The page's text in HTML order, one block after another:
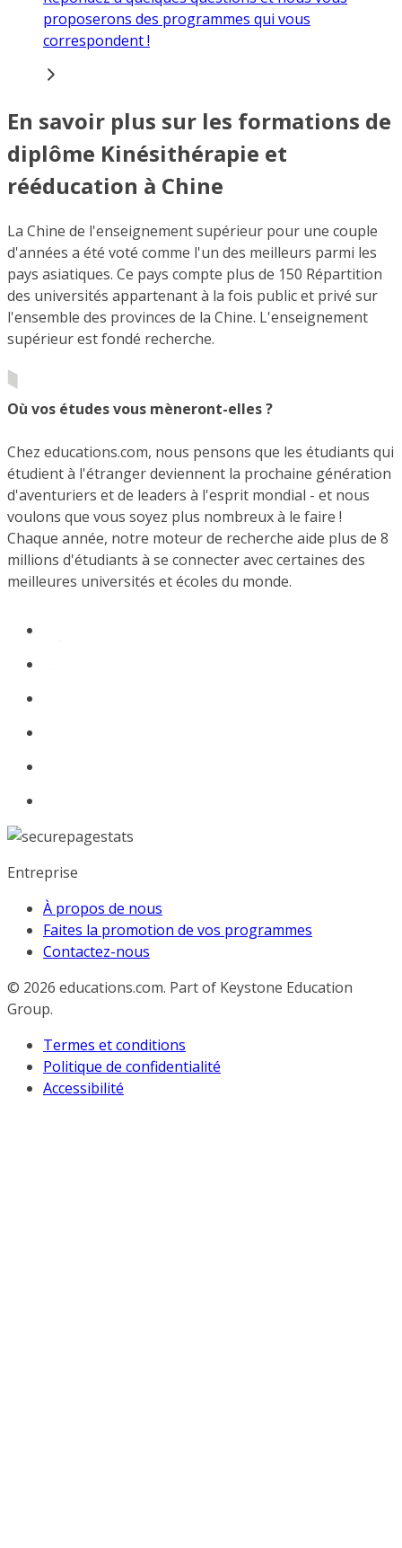
proposerons des programmes qui vous
correspondent !
En savoir plus sur les formations de
diplôme Kinésithérapie et
rééducation à Chine
La Chine de l'enseignement supérieur pour une couple
d'années a été voté comme l'un des meilleurs parmi les
pays asiatiques. Ce pays compte plus de 150 Répartition
des universités appartenant à la fois public et privé sur
l'ensemble des provinces de la Chine. L'enseignement
supérieur est fondé recherche.
Où vos études vous mèneront-elles ?
Chez educations.com, nous pensons que les étudiants qui
étudient à l'étranger deviennent la prochaine génération
d'aventuriers et de leaders à l'esprit mondial - et nous
voulons que vous soyez plus nombreux à le faire !
Chaque année, notre moteur de recherche aide plus de 8
millions d'étudiants à se connecter avec certaines des
meilleures universités et écoles du monde.
Entreprise
À propos de nous
Faites la promotion de vos programmes
Contactez-nous
© 2026 educations.com. Part of Keystone Education
Group.
Termes et conditions
Politique de confidentialité
Accessibilité